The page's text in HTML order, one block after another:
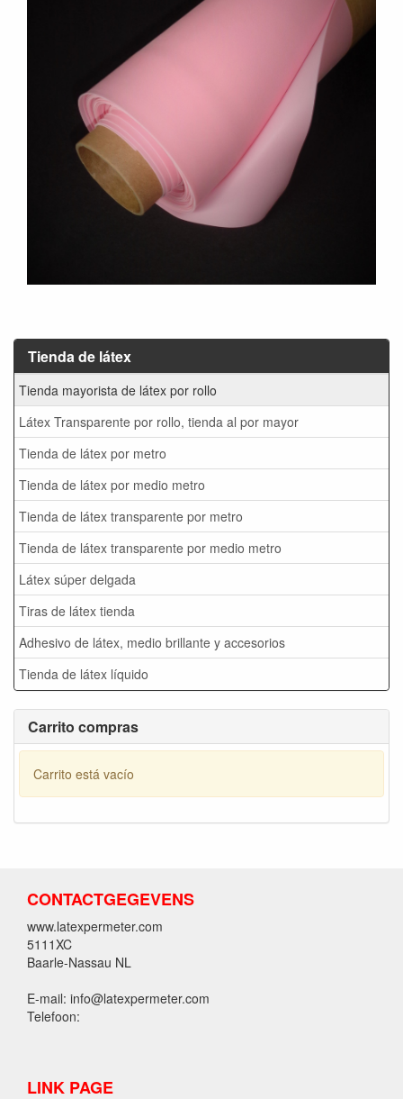
Tienda de látex
Tienda mayorista de látex por rollo
Látex Transparente por rollo, tienda al por mayor
Tienda de látex por metro
Tienda de látex por medio metro
Tienda de látex transparente por metro
Tienda de látex transparente por medio metro
Látex súper delgada
Tiras de látex tienda
Adhesivo de látex, medio brillante y accesorios
Tienda de látex líquido
Carrito compras
Carrito está vacío
CONTACTGEGEVENS
www.latexpermeter.com
5111XC
Baarle-Nassau NL
E-mail: info@latexpermeter.com
Telefoon:
LINK PAGE